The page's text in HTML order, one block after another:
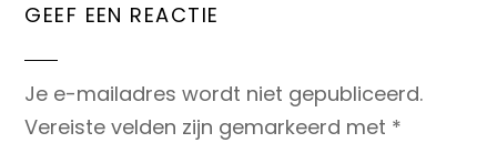
GEEF EEN REACTIE
Je e-mailadres wordt niet gepubliceerd.
Vereiste velden zijn gemarkeerd met *